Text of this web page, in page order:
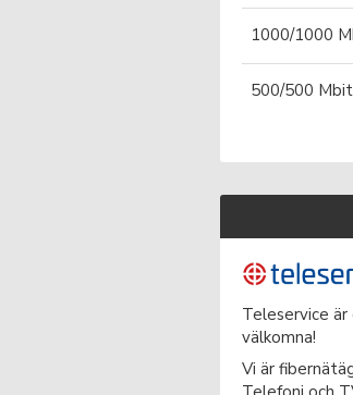
1000/1000
500/500
Teleservice
välkomna!
Vi är